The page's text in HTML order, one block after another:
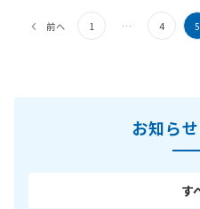
前へ 1 … 4 5
お知ら
す